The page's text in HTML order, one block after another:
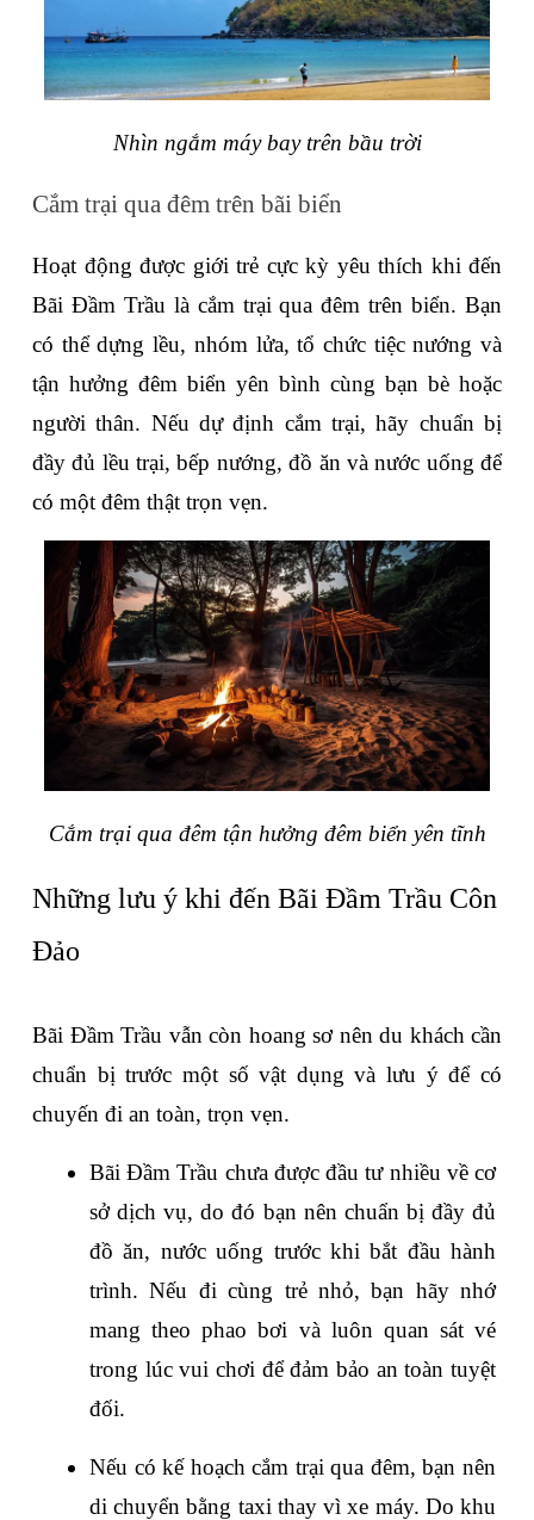
Nhìn ngắm máy bay trên bầu trời
Cắm trại qua đêm trên bãi biển
Hoạt động được giới trẻ cực kỳ yêu thích khi đến
Bãi Đầm Trầu là cắm trại qua đêm trên biển. Bạn
có thể dựng lều, nhóm lửa, tổ chức tiệc nướng và
tận hưởng đêm biển yên bình cùng bạn bè hoặc
người thân. Nếu dự định cắm trại, hãy chuẩn bị
đầy đủ lều trại, bếp nướng, đồ ăn và nước uống để
có một đêm thật trọn vẹn.
Cắm trại qua đêm tận hưởng đêm biển yên tĩnh
Những lưu ý khi đến Bãi Đầm Trầu Côn
Đảo
Bãi Đầm Trầu vẫn còn hoang sơ nên du khách cần
chuẩn bị trước một số vật dụng và lưu ý để có
chuyến đi an toàn, trọn vẹn.
Bãi Đầm Trầu chưa được đầu tư nhiều về cơ
sở dịch vụ, do đó bạn nên chuẩn bị đầy đủ
đồ ăn, nước uống trước khi bắt đầu hành
trình. Nếu đi cùng trẻ nhỏ, bạn hãy nhớ
mang theo phao bơi và luôn quan sát vé
trong lúc vui chơi để đảm bảo an toàn tuyệt
đối.
Nếu có kế hoạch cắm trại qua đêm, bạn nên
di chuyển bằng taxi thay vì xe máy. Do khu